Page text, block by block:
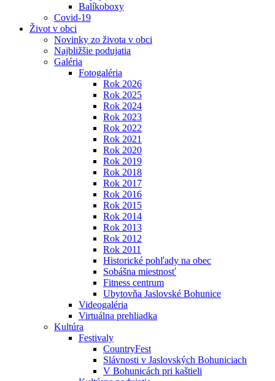
Balíkoboxy
Covid-19
Život v obci
Novinky zo života v obci
Najbližšie podujatia
Galéria
Fotogaléria
Rok 2026
Rok 2025
Rok 2024
Rok 2023
Rok 2022
Rok 2021
Rok 2020
Rok 2019
Rok 2018
Rok 2017
Rok 2016
Rok 2015
Rok 2014
Rok 2013
Rok 2012
Rok 2011
Historické pohľady na obec
Sobášna miestnosť
Fitness centrum
Ubytovňa Jaslovské Bohunice
Videogaléria
Virtuálna prehliadka
Kultúra
Festivaly
CountryFest
Slávnosti v Jaslovských Bohuniciach
V Bohunicách pri kaštieli